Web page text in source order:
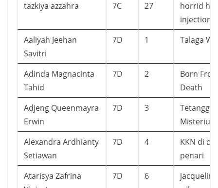
tazkiya azzahra 7C 27
horrid
injection
Aaliyah Jeehan
Savitri
7D 1 Talaga
Adinda Magnacinta
Tahid
7D 2
Born
Death
Adjeng Queenmayra
Erwin
7D 3
Tetangga
Misterius
Alexandra Ardhianty
Setiawan
7D 4
KKN di
penari
Atarisya Zafrina
7D 6
jacqueline